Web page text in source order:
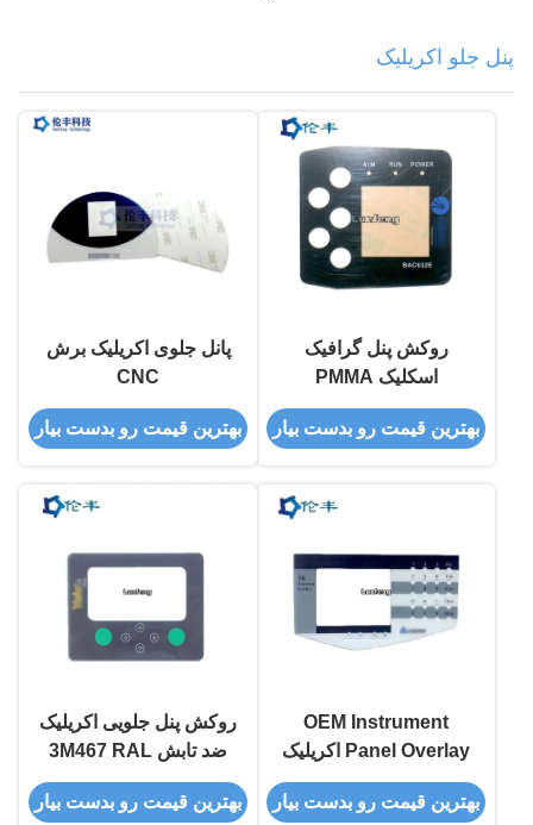
پنل جلو اکریلیک
روکش پنل گرافیک
اسکلیک PMMA
بهترین قیمت رو بدست بیار
پانل جلوی اکریلیک برش
CNC
بهترین قیمت رو بدست بیار
OEM Instrument
Panel Overlay اکریلیک
3m 468MP روکش
گرافیکی جلو
بهترین قیمت رو بدست بیار
روکش پنل جلویی اکریلیک
ضد تابش 3M467 RAL
چاپ سیلک رنگی
بهترین قیمت رو بدست بیار